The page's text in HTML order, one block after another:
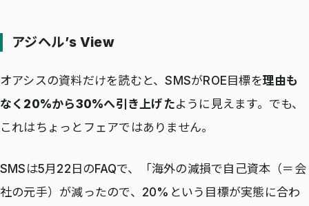
アジヘル’s View
オアシスの資料だけを読むと、SMSがROE目標を理由も
なく20%から30%へ引き上げたように見えます。でも、
これはちょっとフェアではありません。
SMSは5月22日のFAQで、「海外の減損で自己資本（＝会
社の元手）が減ったので、20%という目標が実態に合わ